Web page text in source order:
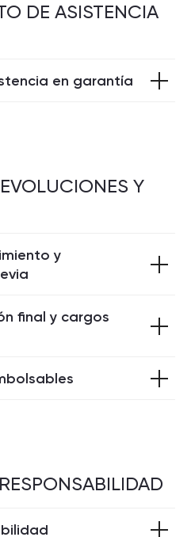
DE ASISTENCIA
en garantía
Y
y
final y cargos